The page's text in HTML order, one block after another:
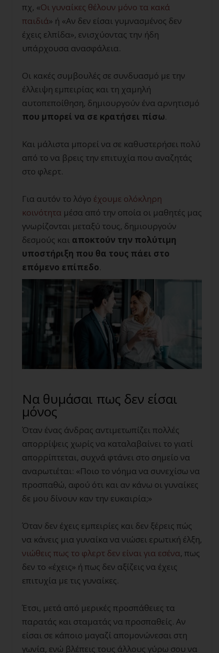
πχ, «Οι γυναίκες θέλουν μόνο τα κακά
παιδιά» ή «Αν δεν είσαι γυμνασμένος δεν
έχεις ελπίδα», ενισχύοντας την ήδη
υπάρχουσα ανασφάλεια.
Οι κακές συμβουλές σε συνδυασμό με την
έλλειψη εμπειρίας και τη χαμηλή
αυτοπεποίθηση, δημιουργούν ένα αρνητισμό
που μπορεί να σε κρατήσει πίσω.
Και μάλιστα μπορεί να σε καθυστερήσει πολύ
από το να βρεις την επιτυχία που αναζητάς
στο φλερτ.
Για αυτόν το λόγο έχουμε ολόκληρη
κοινότητα μέσα από την οποία οι μαθητές μας
γνωρίζονται μεταξύ τους, δημιουργούν
δεσμούς και αποκτούν την πολύτιμη
υποστήριξη που θα τους πάει στο
επόμενο επίπεδο.
Να θυμάσαι πως δεν είσαι
μόνος
Όταν ένας άνδρας αντιμετωπίζει πολλές
απορρίψεις χωρίς να καταλαβαίνει το γιατί
απορρίπτεται, συχνά φτάνει στο σημείο να
αναρωτιέται: «Ποιο το νόημα να συνεχίσω να
προσπαθώ, αφού ότι και αν κάνω οι γυναίκες
δε μου δίνουν καν την ευκαιρία;»
Όταν δεν έχεις εμπειρίες και δεν ξέρεις πώς
να κάνεις μια γυναίκα να νιώσει ερωτική έλξη,
νιώθεις πως το φλερτ δεν είναι για εσένα, πως
δεν το «έχεις» ή πως δεν αξίζεις να έχεις
επιτυχία με τις γυναίκες.
Έτσι, μετά από μερικές προσπάθειες τα
παρατάς και σταματάς να προσπαθείς. Αν
είσαι σε κάποιο μαγαζί απομονώνεσαι στη
γωνία, ενώ βλέπεις τους άλλους γύρω σου να